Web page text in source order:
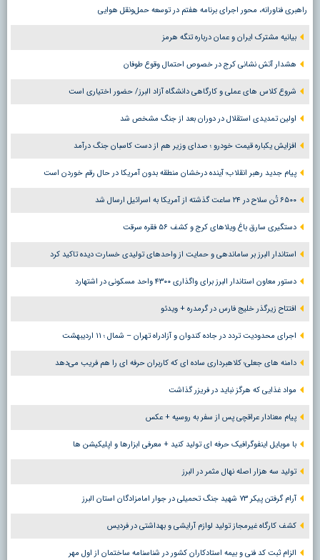
راهبری فناورانه، محور اجرای برنامه هفتم در توسعه حمل‌ونقل هوایی
بیانیه مشترک ایران و عمان درباره تنگه هرمز
هشدار آتش نشانی کرج در خصوص احتمال وقوع طوفان
شروع کلاس های عملی و کارگاهی دانشگاه آزاد البرز/ حضور اختیاری است
اولین تمدیدی استقلال در دوران بعد از جنگ مشخص شد
افزایش یکباره قیمت خودرو ؛ صدای وزیر هم از دست کاسبان جنگ درآمد
پیام جدید رهبر انقلاب؛ آینده درخشان منطقه بدون آمریکا در حال رقم خوردن است
۶۵۰۰ تُن سلاح در ۲۴ ساعت گذشته از آمریکا به اسرائیل ارسال شد
دستگیری سارق باغ ویلاهای کرج و کشف ۵۶ فقره سرقت
استاندار البرز بر ساماندهی و حمایت از واحدهای تولیدی خسارت دیده تاکید کرد
دستور معاون استاندار البرز برای واگذاری ۴۳۰۰ واحد مسکونی در اشتهارد
افتتاح زیرگذر خلیج فارس در گرمدره + ویدئو
اجرای محدودیت تردد در جاده کندوان و آزادراه تهران – شمال ؛ ١١ اردیبهشت
دامنه های جعلی؛ کلاهبرداری ساده ای که کاربران حرفه ای را هم فریب می‌دهد
مواد غذایی که هرگز نباید در فریزر گذاشت
پیام معنادار عراقچی پس از سفر به روسیه + عکس
با موبایل اینفوگرافیک حرفه ای تولید کنید + معرفی ابزارها و اپلیکیشن ها
تولید سه هزار اصله نهال مثمر در البرز
آرام گرفتن پیکر ۷۳ شهید جنگ تحمیلی در جوار امامزادگان استان البرز
کشف کارگاه غیرمجاز تولید لوازم آرایشی و بهداشتی در فردیس
الزام ثبت کد فنی و بیمه استادکاران کشور در شناسنامه ساختمان از اول مهر